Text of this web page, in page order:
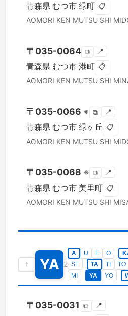
青森県 むつ市 緑町 📋
AOMORI KEN MUTSU SHI
〒 035-0064 ⧉ 📍
青森県 むつ市 港町 📋
AOMORI KEN MUTSU SHI
〒 035-0066 ※ ⧉ 📍
青森県 むつ市 緑ヶ丘 📋
AOMORI KEN MUTSU SHI
〒 035-0068 ※ ⧉ 📍
青森県 むつ市 美里町 📋
AOMORI KEN MUTSU SHI
↑ YA 2
A U E O
SE
TA TI TO
MI
YA YO
〒 035-0031 ⧉ 📍